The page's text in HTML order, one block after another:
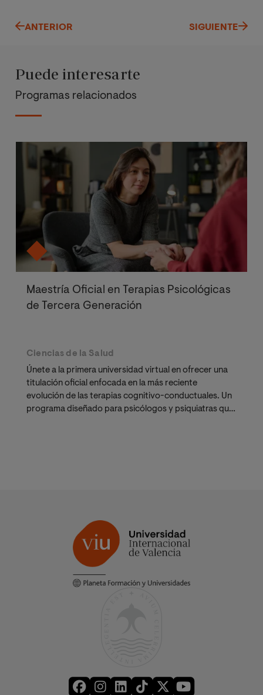
ANTERIOR SIGUIENTE
Puede interesarte
Programas relacionados
Maestría Oficial en Terapias Psicológicas
de Tercera Generación
Ciencias de la Salud
Únete a la primera universidad virtual en ofrecer una
titulación oficial enfocada en la más reciente
evolución de las terapias cognitivo-conductuales. Un
programa diseñado para psicólogos y psiquiatras que